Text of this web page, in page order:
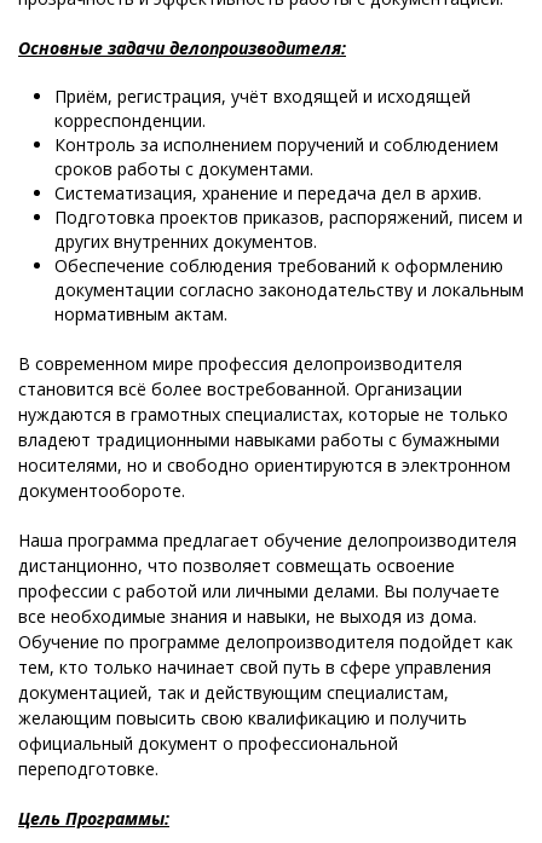
Основные задачи делопроизводителя:
Приём, регистрация, учёт входящей и исходящей
корреспонденции.
Контроль за исполнением поручений и соблюдением
сроков работы с документами.
Систематизация, хранение и передача дел в архив.
Подготовка проектов приказов, распоряжений, писем и
других внутренних документов.
Обеспечение соблюдения требований к оформлению
документации согласно законодательству и локальным
нормативным актам.
В современном мире профессия делопроизводителя
становится всё более востребованной. Организации
нуждаются в грамотных специалистах, которые не только
владеют традиционными навыками работы с бумажными
носителями, но и свободно ориентируются в электронном
документообороте.
Наша программа предлагает обучение делопроизводителя
дистанционно, что позволяет совмещать освоение
профессии с работой или личными делами. Вы получаете
все необходимые знания и навыки, не выходя из дома.
Обучение по программе делопроизводителя подойдет как
тем, кто только начинает свой путь в сфере управления
документацией, так и действующим специалистам,
желающим повысить свою квалификацию и получить
официальный документ о профессиональной
переподготовке.
Цель Программы: